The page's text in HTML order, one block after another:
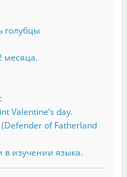
голубцы
месяца.
Valentine’s day.
of Fatherland
изучении языка.